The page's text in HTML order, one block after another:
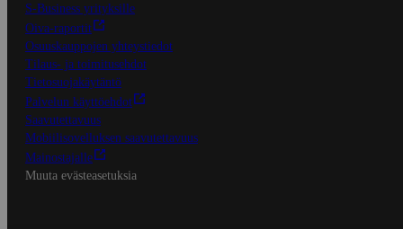
S-Business yrityksille
Oiva-raportit
Osuuskauppojen yhteystiedot
Tilaus- ja toimitusehdot
Tietosuojakäytäntö
Palvelun käyttöehdot
Saavutettavuus
Mobiilisovelluksen saavutettavuus
Mainostajalle
Muuta evästeasetuksia